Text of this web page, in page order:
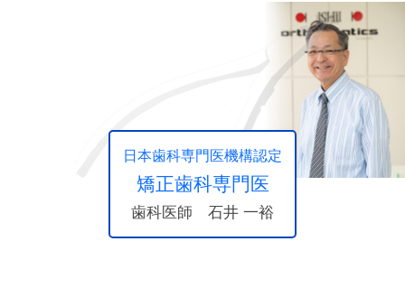
日本歯科専門医機構認定
矯正歯科専門医
歯科医師 石井 一裕